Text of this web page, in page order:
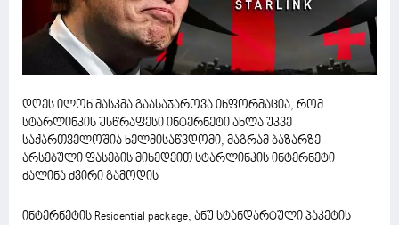
დღეს ილონ მასკმა გაასაჯაროვა ინფორმაცია, რომ
სტარლინკის უსწრაფესი ინტერნეტი ახლა უკვე
საქართველოშია ხელმისაწვდომი, მაგრამ ბაზარზე
არსებული ფასების მიხედვით სტარლინკის ინტერნეტი
ძალინა ძვირი გამოდის
ინტერნეტის Residential package, ანუ სტანდარტული პაკეტის